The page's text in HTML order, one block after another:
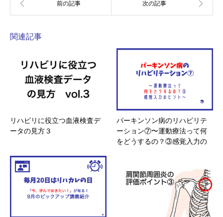
関連記事
リハビリに役立つ血液検査デ
ータの見方３
パーキンソン病のリハビリテ
ーション⑦〜運動療法って何
をどうするの？③感覚入力の